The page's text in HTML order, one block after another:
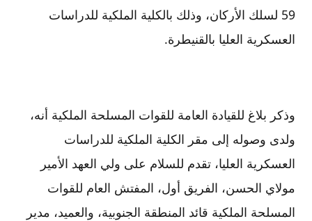
59 لسلك الأركان، وذلك بالكلية الملكية للدراسات
العسكرية العليا بالقنيطرة.
وذكر بلاغ للقيادة العامة للقوات المسلحة الملكية أنه،
ولدى وصوله إلى مقر الكلية الملكية للدراسات
العسكرية العليا، تقدم للسلام على ولي العهد الأمير
مولاي الحسن، الفريق أول، المفتش العام للقوات
المسلحة الملكية قائد المنطقة الجنوبية، والعميد، مدير